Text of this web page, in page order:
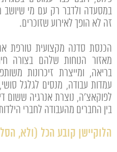
במסעדה ולדבר רק עם מי שיושב
זה לא הופך לאירוע שזוכרים.
הכנסת סדנה מקצועית טורפת
מאזור הנוחות שלהם בצורה
בריאה, ומייצרת זיכרונות
עמדות עבודה, מנסים לגלגל
לפוקאצ'ה, נוצרת אנרגיה ששום
בין החברים מהעבודה לחברי
הלוקיישן קובע הכל (ולא,